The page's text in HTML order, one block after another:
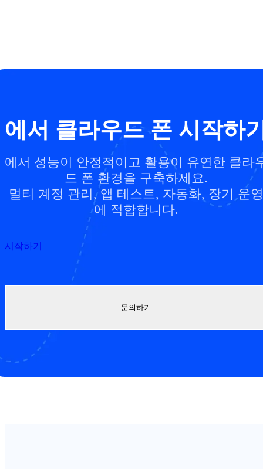
에서 클라우드 폰 시작하
에서 성능이 안정적이고 활용이 유연한 클라
드 폰 환경을 구축하세요.
멀티 계정 관리, 앱 테스트, 자동화, 장기 운영
에 적합합니다.
시작하기
문의하기